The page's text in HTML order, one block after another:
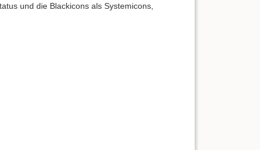
und die Blackicons als Systemicons,